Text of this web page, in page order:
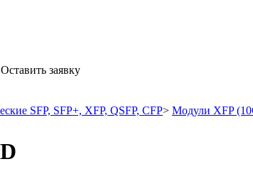
Оставить заявку
SFP, SFP+, XFP, QSFP, CFP> Модули XFP